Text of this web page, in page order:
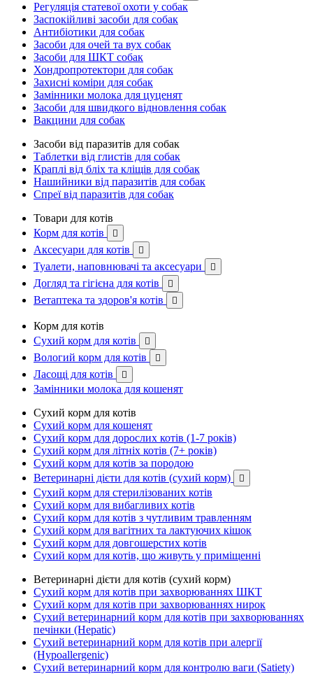
Регуляція статевої охоти у собак
Заспокійливі засоби для собак
Антибіотики для собак
Засоби для очей та вух собак
Засоби для ШКТ собак
Хондропротектори для собак
Захисні коміри для собак
Замінники молока для цуценят
Засоби для швидкого відновлення собак
Вакцини для собак
Засоби від паразитів для собак
Таблетки від глистів для собак
Краплі від бліх та кліщів для собак
Нашийники від паразитів для собак
Спреї від паразитів для собак
Товари для котів
Корм для котів

Аксесуари для котів 
Туалети, наповнювачі та аксесуари 
Догляд та гігієна для котів 
Ветаптека та здоров'я котів 
Корм для котів
Сухий корм для котів

Вологий корм для котів 
Ласощі для котів 
Замінники молока для кошенят
Сухий корм для котів
Сухий корм для кошенят
Сухий корм для дорослих котів (1-7 років)
Сухий корм для літніх котів (7+ років)
Сухий корм для котів за породою
Ветеринарні дієти для котів (сухий корм)

Сухий корм для стерилізованих котів
Сухий корм для вибагливих котів
Сухий корм для котів з чутливим травленням
Сухий корм для вагітних та лактуючих кішок
Сухий корм для довгошерстих котів
Сухий корм для котів, що живуть у приміщенні
Ветеринарні дієти для котів (сухий корм)
Сухий корм для котів при захворюваннях ШКТ
Сухий корм для котів при захворюваннях нирок
Сухий ветеринарний корм для котів при захворюваннях
печінки (Hepatic)
Сухий ветеринарний корм для котів при алергії
(Hypoallergenic)
Сухий ветеринарний корм для контролю ваги (Satiety)